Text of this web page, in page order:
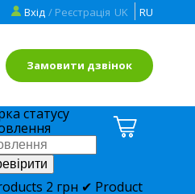
Вхід / Реєстрація UK RU
Замовити дзвінок
статусу
2 грн ✔ Product